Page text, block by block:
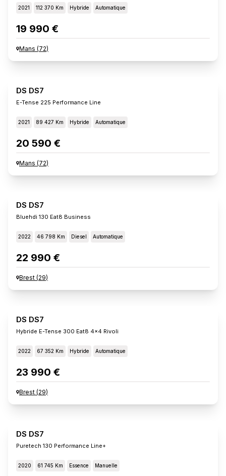
2021 112 370 Km Hybride Automatique
19 990 €
Mans (72)
DS DS7
E-Tense 225 Performance Line
2021 89 427 Km Hybride Automatique
20 590 €
Mans (72)
DS DS7
Bluehdi 130 Eat8 Business
2022 46 798 Km Diesel Automatique
22 990 €
Brest (29)
DS DS7
Hybride E-Tense 300 Eat8 4x4 Rivoli
2022 67 352 Km Hybride Automatique
23 990 €
Brest (29)
DS DS7
Puretech 130 Performance Line+
2020 61 745 Km Essence Manuelle